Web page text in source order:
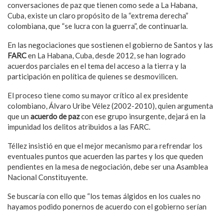
conversaciones de paz que tienen como sede a La Habana,
Cuba, existe un claro propósito de la “extrema derecha”
colombiana, que “se lucra con la guerra”, de continuarla.
En las negociaciones que sostienen el gobierno de Santos y las
FARCen La Habana, Cuba, desde 2012, se han logrado
acuerdos parciales en el tema del acceso a la tierra y la
participación en política de quienes se desmovilicen.
El proceso tiene como su mayor crítico al ex presidente
colombiano, Álvaro Uribe Vélez (2002-2010), quien argumenta
que un acuerdo de pazcon ese grupo insurgente, dejará en la
impunidad los delitos atribuidos a las FARC.
Téllez insistió en que el mejor mecanismo para refrendar los
eventuales puntos que acuerden las partes y los que queden
pendientes en la mesa de negociación, debe ser una Asamblea
Nacional Constituyente.
Se buscaría con ello que “los temas álgidos en los cuales no
hayamos podido ponernos de acuerdo con el gobierno serían